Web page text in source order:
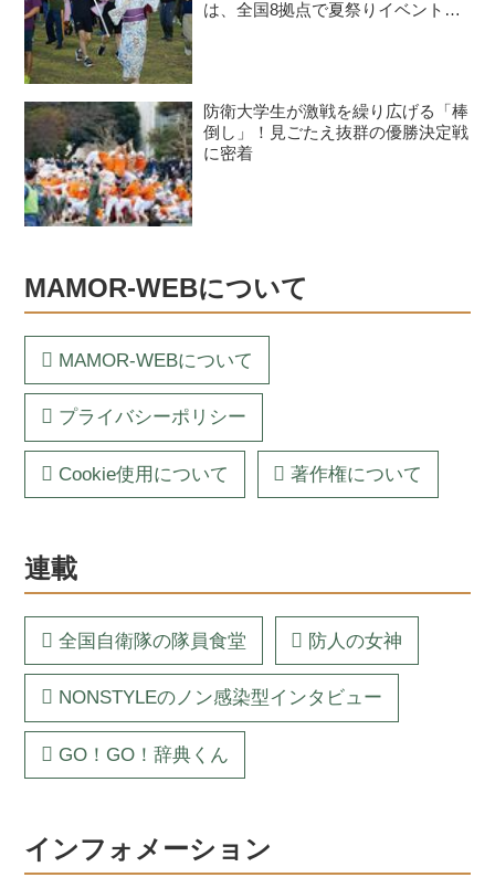
は、全国8拠点で夏祭りイベントが
防衛大学生が激戦を繰り広げる「棒
倒し」！見ごたえ抜群の優勝決定戦
に密着
MAMOR-WEBについて
MAMOR-WEBについて
プライバシーポリシー
Cookie使用について 著作権について
連載
全国自衛隊の隊員食堂 防人の女神
NONSTYLEのノン感染型インタビュー
GO！GO！辞典くん
インフォメーション